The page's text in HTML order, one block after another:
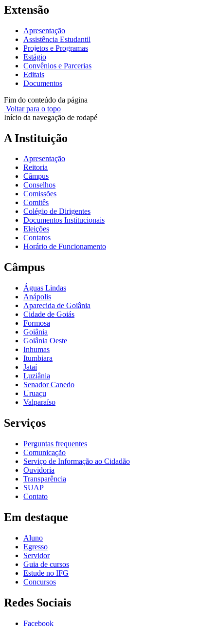
Extensão
Apresentação
Assistência Estudantil
Projetos e Programas
Estágio
Convênios e Parcerias
Editais
Documentos
Fim do conteúdo da página
Voltar para o topo
Início da navegação de rodapé
A Instituição
Apresentação
Reitoria
Câmpus
Conselhos
Comissões
Comitês
Colégio de Dirigentes
Documentos Institucionais
Eleições
Contatos
Horário de Funcionamento
Câmpus
Águas Lindas
Anápolis
Aparecida de Goiânia
Cidade de Goiás
Formosa
Goiânia
Goiânia Oeste
Inhumas
Itumbiara
Jataí
Luziânia
Senador Canedo
Uruaçu
Valparaíso
Serviços
Perguntas frequentes
Comunicação
Serviço de Informação ao Cidadão
Ouvidoria
Transparência
SUAP
Contato
Em destaque
Aluno
Egresso
Servidor
Guia de cursos
Estude no IFG
Concursos
Redes Sociais
Facebook